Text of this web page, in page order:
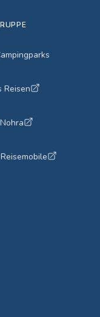
Reisen